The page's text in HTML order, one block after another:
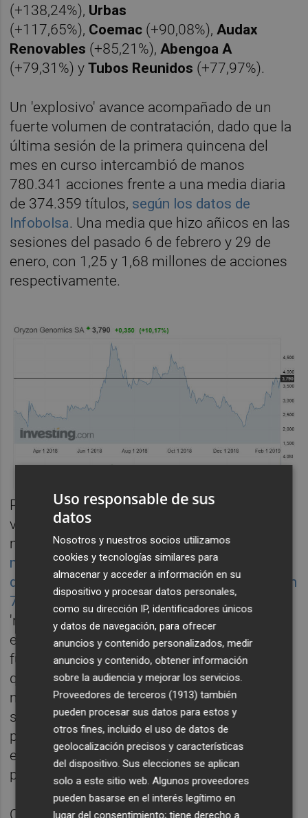
(+138,24%), Urbas
(+117,65%), Coemac (+90,08%), Audax
Renovables (+85,21%), Abengoa A
(+79,31%) yTubos Reunidos (+77,97%).
Un 'explosivo' avance acompañado de un
fuerte volumen de contratación, dado que la
última sesión de la primera quincena del
mes en curso intercambió de manos
780.341 acciones frente a una media diaria
de 374.359 títulos, según los datos de
Infobolsa. Una media que hizo añicos en las
sesiones del pasado 6 de febrero y 29 de
enero, con 1,25 y 1,68 millones de acciones
respectivamente.
Pero, ¿qué ocurrió en la jornada del pasado
viernes para dispararse con tanta fuerza y
mover tanto volumen?Pues que a falta de
menos de dos horas para el cierre anunció
que el pasado ejercicio redujo sus pérdidas un
77%
, al pasar de los 5,2 millones de
'números rojos' en 2017 a los 1,20 millones
en 2018. Unas pérdidas, según la empresa
fundada porCarlos BuesayTamara Maes
que están en línea con la especificidad del
modelo de negocio de la biotecnología, que
se encuentra en fase de desarrollo y en un
periodo de maduración de sus productos en
el largo plazo, sin recurrencias desde la
perspectiva de ingresos.
Oryzon Genomics, que informó al mercado
Uso responsable de sus
datos
Nosotros y nuestros socios utilizamos
cookies y tecnologías similares para
almacenar y acceder a información en su
dispositivo y procesar datos personales,
como su dirección IP, identificadores únicos
y datos de navegación, para ofrecer
anuncios y contenido personalizados, medir
anuncios y contenido, obtener información
sobre la audiencia y mejorar los servicios.
Proveedores de terceros (1913) también
pueden procesar sus datos para estos y
otros fines, incluido el uso de datos de
geolocalización precisos y características
del dispositivo. Sus elecciones se aplican
solo a este sitio web. Algunos proveedores
pueden basarse en el interés legítimo en
lugar del consentimiento; tiene derecho a